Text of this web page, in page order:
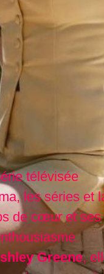
télévisée
les séries et
de cœur et
Greene,